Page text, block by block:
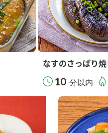
なすのさっぱり
10 分以内